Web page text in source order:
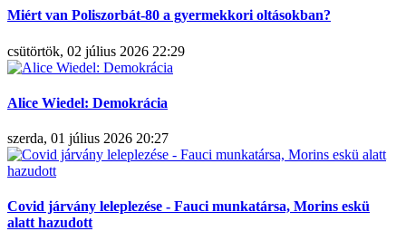
Miért van Poliszorbát-80 a gyermekkori oltásokban?
csütörtök, 02 július 2026 22:29
Alice Wiedel: Demokrácia
szerda, 01 július 2026 20:27
Covid járvány leleplezése - Fauci munkatársa, Morins eskü
alatt hazudott